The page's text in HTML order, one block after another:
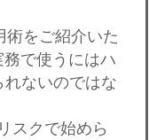
をご紹介いた
で使うにはハ
ないのではな
スクで始めら